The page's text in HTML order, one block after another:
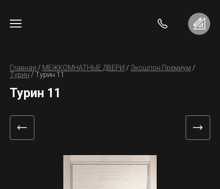
Главная / МЕЖКОМНАТНЫЕ ДВЕРИ / Экошпон Премиум
Турин / Турин 11
Турин 11